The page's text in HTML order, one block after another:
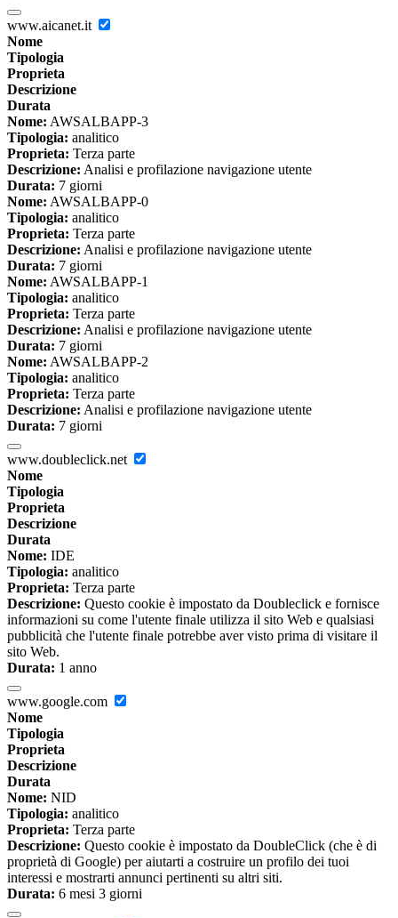
www.aicanet.it
Nome
Tipologia
Proprieta
Descrizione
Durata
Nome: AWSALBAPP-3
Tipologia: analitico
Proprieta: Terza parte
Descrizione: Analisi e profilazione navigazione utente
Durata: 7 giorni
Nome: AWSALBAPP-0
Tipologia: analitico
Proprieta: Terza parte
Descrizione: Analisi e profilazione navigazione utente
Durata: 7 giorni
Nome: AWSALBAPP-1
Tipologia: analitico
Proprieta: Terza parte
Descrizione: Analisi e profilazione navigazione utente
Durata: 7 giorni
Nome: AWSALBAPP-2
Tipologia: analitico
Proprieta: Terza parte
Descrizione: Analisi e profilazione navigazione utente
Durata: 7 giorni
www.doubleclick.net
Nome
Tipologia
Proprieta
Descrizione
Durata
Nome: IDE
Tipologia: analitico
Proprieta: Terza parte
Descrizione: Questo cookie è impostato da Doubleclick e fornisce
informazioni su come l'utente finale utilizza il sito Web e qualsiasi
pubblicità che l'utente finale potrebbe aver visto prima di visitare il
sito Web.
Durata: 1 anno
www.google.com
Nome
Tipologia
Proprieta
Descrizione
Durata
Nome: NID
Tipologia: analitico
Proprieta: Terza parte
Descrizione: Questo cookie è impostato da DoubleClick (che è di
proprietà di Google) per aiutarti a costruire un profilo dei tuoi
interessi e mostrarti annunci pertinenti su altri siti.
Durata: 6 mesi 3 giorni